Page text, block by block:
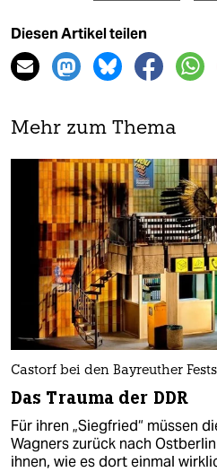
Diesen Artikel teilen
Mehr zum Thema
Castorf bei den Bayreuther
Das Trauma der DDR
Für ihren „Siegfried“ müssen
Wagners zurück nach
ihnen, wie es dort einmal